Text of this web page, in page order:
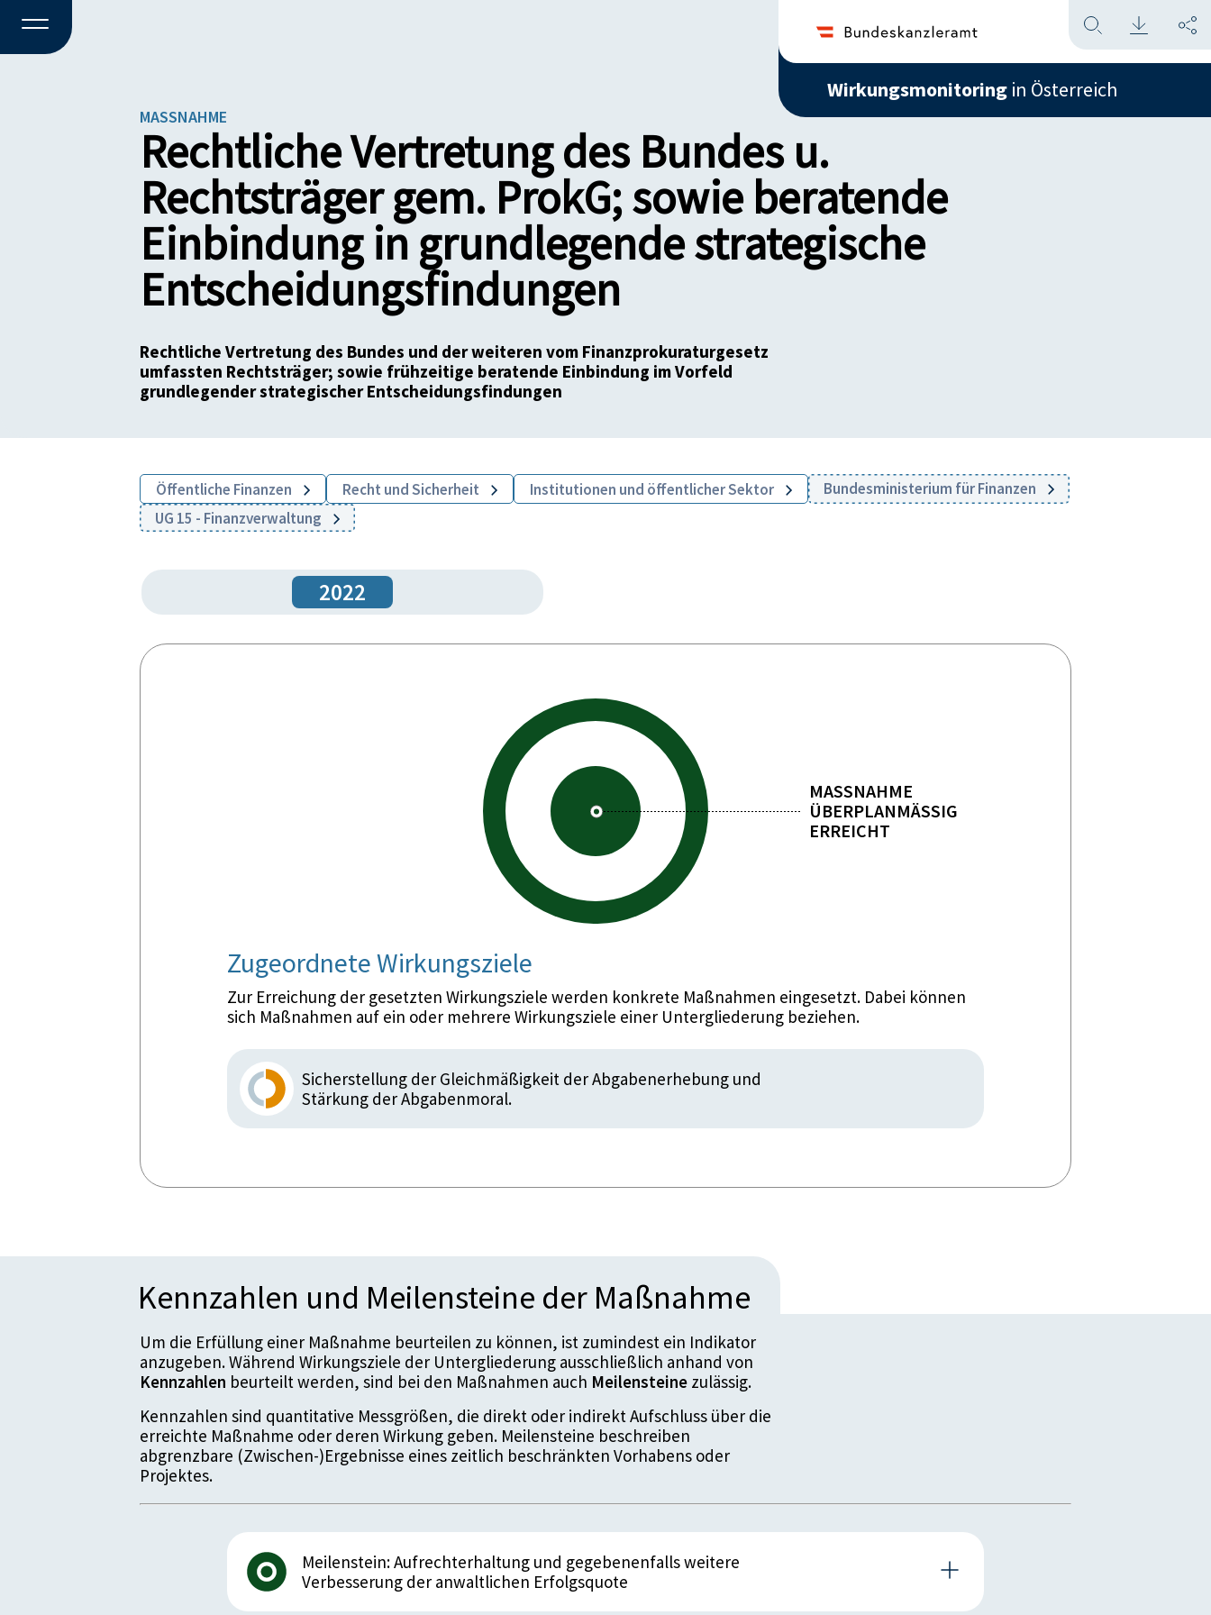
Wirkungsmonitoring in Österreich
MASSNAHME
Rechtliche Vertretung des Bundes u.
Rechtsträger gem. ProkG; sowie beratende
Einbindung in grundlegende strategische
Entscheidungsfindungen
Rechtliche Vertretung des Bundes und der weiteren vom Finanzprokuraturgesetz
umfassten Rechtsträger; sowie frühzeitige beratende Einbindung im Vorfeld
grundlegender strategischer Entscheidungsfindungen
Öffentliche Finanzen Recht und Sicherheit Institutionen und öffentlicher Sektor
Bundesministerium für Finanzen
UG 15 - Finanzverwaltung
2022
MASSNAHME
ÜBERPLANMÄSSIG E
RREICHT
Zugeordnete Wirkungsziele
Zur Erreichung der gesetzten Wirkungsziele werden konkrete Maßnahmen eingesetzt. Dabei können
sich Maßnahmen auf ein oder mehrere Wirkungsziele einer Untergliederung beziehen.
Sicherstellung der Gleichmäßigkeit der Abgabenerhebung und
Stärkung der Abgabenmoral.
Kennzahlen und Meilensteine der Maßnahme
Um die Erfüllung einer Maßnahme beurteilen zu können, ist zumindest ein Indikator
anzugeben. Während Wirkungsziele der Untergliederung ausschließlich anhand von
Kennzahlen beurteilt werden, sind bei den Maßnahmen auch Meilensteine zulässig.
Kennzahlen sind quantitative Messgrößen, die direkt oder indirekt Aufschluss über die
erreichte Maßnahme oder deren Wirkung geben. Meilensteine beschreiben
abgrenzbare (Zwischen-)Ergebnisse eines zeitlich beschränkten Vorhabens oder
Projektes.
Meilenstein: Aufrechterhaltung und gegebenenfalls weitere
Verbesserung der anwaltlichen Erfolgsquote